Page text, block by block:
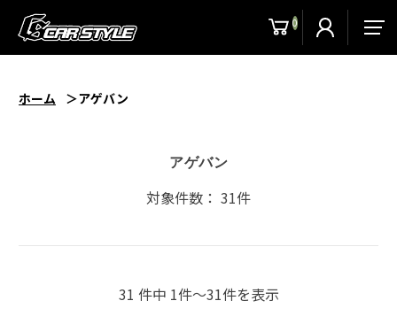
0
ホーム アゲバン
アゲバン
対象件数： 31件
31 件中 1件〜31件を表示